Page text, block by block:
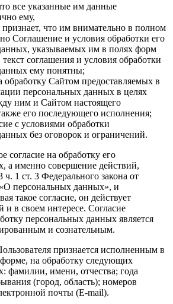
все указанные им данные
ему,
что им внимательно в полном
Соглашение и условия обработки его
указываемых им в полях форм
текст соглашения и условия обработки
ему понятны;
обработку Сайтом предоставляемых в
персональных данных в целях
ним и Сайтом настоящего
его последующего исполнения;
с условиями обработки
без оговорок и ограничений.
согласие на обработку его
а именно совершение действий,
1 ст. 3 Федерального закона от
персональных данных», и
такое согласие, он действует
и в своем интересе. Согласие
персональных данных является
и сознательным.
признается исполненным в
на обработку следующих
фамилии, имени, отчества; года
(город, область); номеров
почты (E-mail).